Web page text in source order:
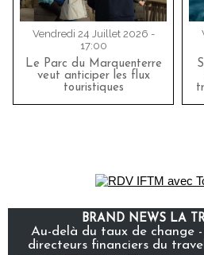
Vendredi 24 Juillet 2026 -
17:00
Le Parc du Marquenterre
veut anticiper les flux
touristiques
BRAND NEWS LA
Au-delà du taux de change
directeurs financiers du